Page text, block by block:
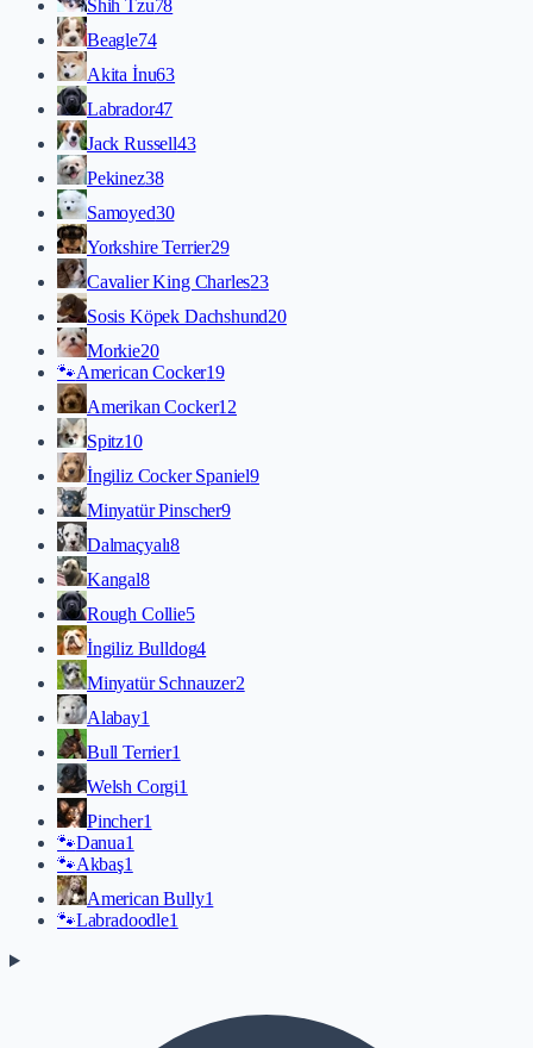
Shih Tzu78
Beagle74
Akita İnu63
Labrador47
Jack Russell43
Pekinez38
Samoyed30
Yorkshire Terrier29
Cavalier King Charles23
Sosis Köpek Dachshund20
Morkie20
🐾American Cocker19
Amerikan Cocker12
Spitz10
İngiliz Cocker Spaniel9
Minyatür Pinscher9
Dalmaçyalı8
Kangal8
Rough Collie5
İngiliz Bulldog4
Minyatür Schnauzer2
Alabay1
Bull Terrier1
Welsh Corgi1
Pincher1
🐾Danua1
🐾Akbaş1
American Bully1
🐾Labradoodle1